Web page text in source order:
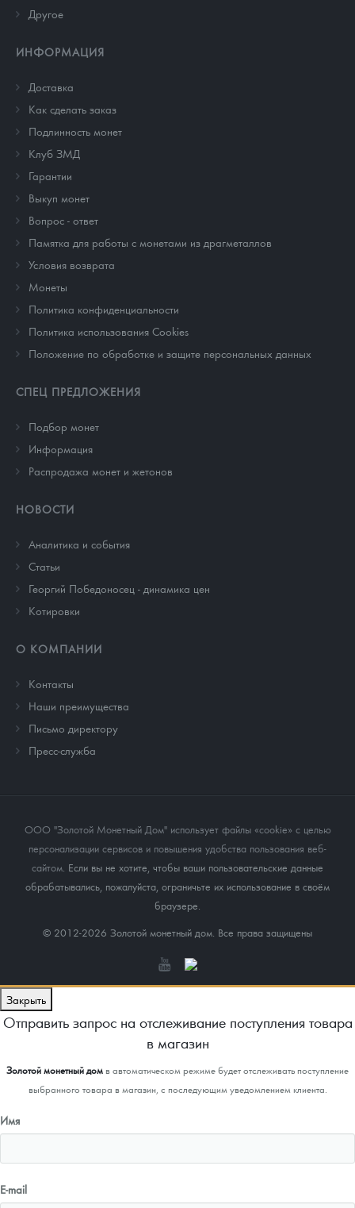
Другое
ИНФОРМАЦИЯ
Доставка
Как сделать заказ
Подлинность монет
Клуб ЗМД
Гарантии
Выкуп монет
Вопрос - ответ
Памятка для работы с монетами из драгметаллов
Условия возврата
Монеты
Политика конфиденциальности
Политика использования Cookies
Положение по обработке и защите персональных данных
СПЕЦ ПРЕДЛОЖЕНИЯ
Подбор монет
Информация
Распродажа монет и жетонов
НОВОСТИ
Аналитика и события
Cтатьи
Георгий Победоносец - динамика цен
Котировки
О КОМПАНИИ
Контакты
Наши преимущества
Письмо директору
Пресс-служба
ООО "Золотой Монетный Дом" использует файлы «cookie» с целью
персонализации сервисов и повышения удобства пользования веб-
сайтом. Если вы не хотите, чтобы ваши пользовательские данные
обрабатывались, пожалуйста, ограничьте их использование в своём
браузере.
© 2012-2026 Золотой монетный дом. Все права защищены
Закрыть
Отправить запрос на отслеживание поступления товара
в магазин
Золотой монетный домв автоматическом режиме будет отслеживать поступление
выбранного товара в магазин, с последующим уведомлением клиента.
Имя
E-mail